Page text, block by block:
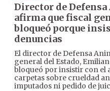
Director de
afirma que fiscal
bloqueó porque
denuncias
El director de Defensa
general del Estado,
bloqueó por insistir con el
carpetas sobre crueldad
imputados ni pedido de